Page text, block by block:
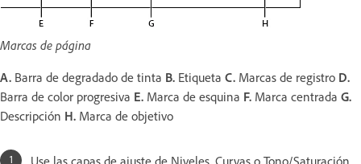
Marcas de página
A. Barra de degradado de tinta B. Etiqueta C. Marcas de registro D.
Barra de color progresiva E. Marca de esquina F. Marca centrada G.
Descripción H. Marca de objetivo
Use las capas de ajuste de Niveles, Curvas o Tono/Saturación